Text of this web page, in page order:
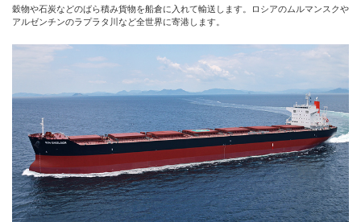
穀物や石炭などのばら積み貨物を船倉に入れて輸送します。ロシアのムルマンスクや
アルゼンチンのラプラタ川など全世界に寄港します。